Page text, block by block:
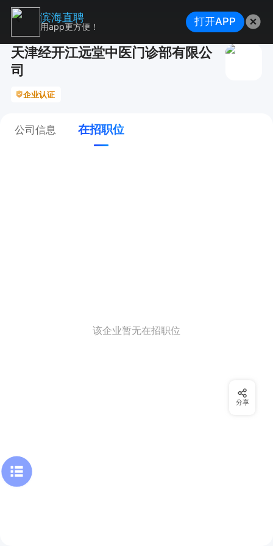
天津经开江远堂中医门诊部有限公
司
企业认证
公司信息 在招职位
该企业暂无在招职位
分享
滨海直聘
用app更方便！ 打开APP